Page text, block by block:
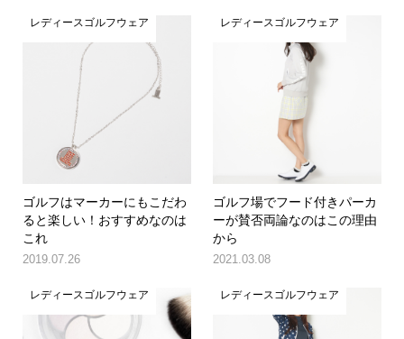
レディースゴルフウェア
ゴルフはマーカーにもこだわ
ると楽しい！おすすめなのは
これ
2019.07.26
レディースゴルフウェア
ゴルフ場でフード付きパーカ
ーが賛否両論なのはこの理由
から
2021.03.08
レディースゴルフウェア レディースゴルフウェア